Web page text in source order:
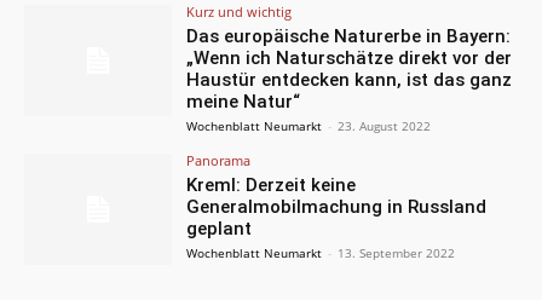
Kurz und wichtig
Das europäische Naturerbe in Bayern:
„Wenn ich Naturschätze direkt vor der
Haustür entdecken kann, ist das ganz
meine Natur“
Wochenblatt Neumarkt - 23. August 2022
Panorama
Kreml: Derzeit keine
Generalmobilmachung in Russland
geplant
Wochenblatt Neumarkt - 13. September 2022